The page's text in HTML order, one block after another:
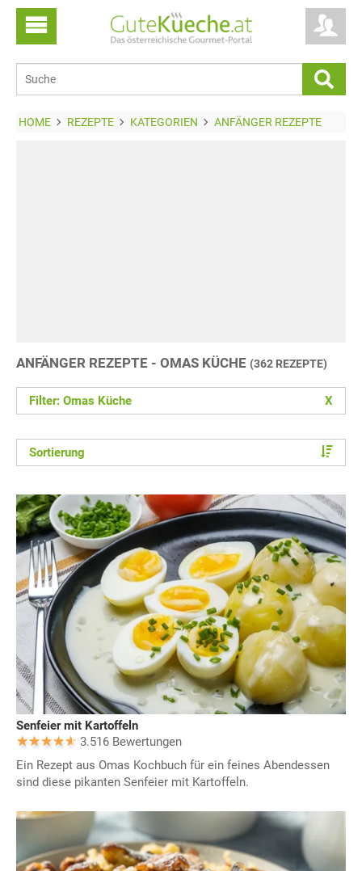
HOME REZEPTE KATEGORIEN ANFÄNGER REZEPTE
ANFÄNGER REZEPTE - OMAS KÜCHE (362 REZEPTE)
Filter: Omas Küche X
Sortierung
Senfeier mit Kartoffeln
3.516 Bewertungen
Ein Rezept aus Omas Kochbuch für ein feines Abendessen
sind diese pikanten Senfeier mit Kartoffeln.